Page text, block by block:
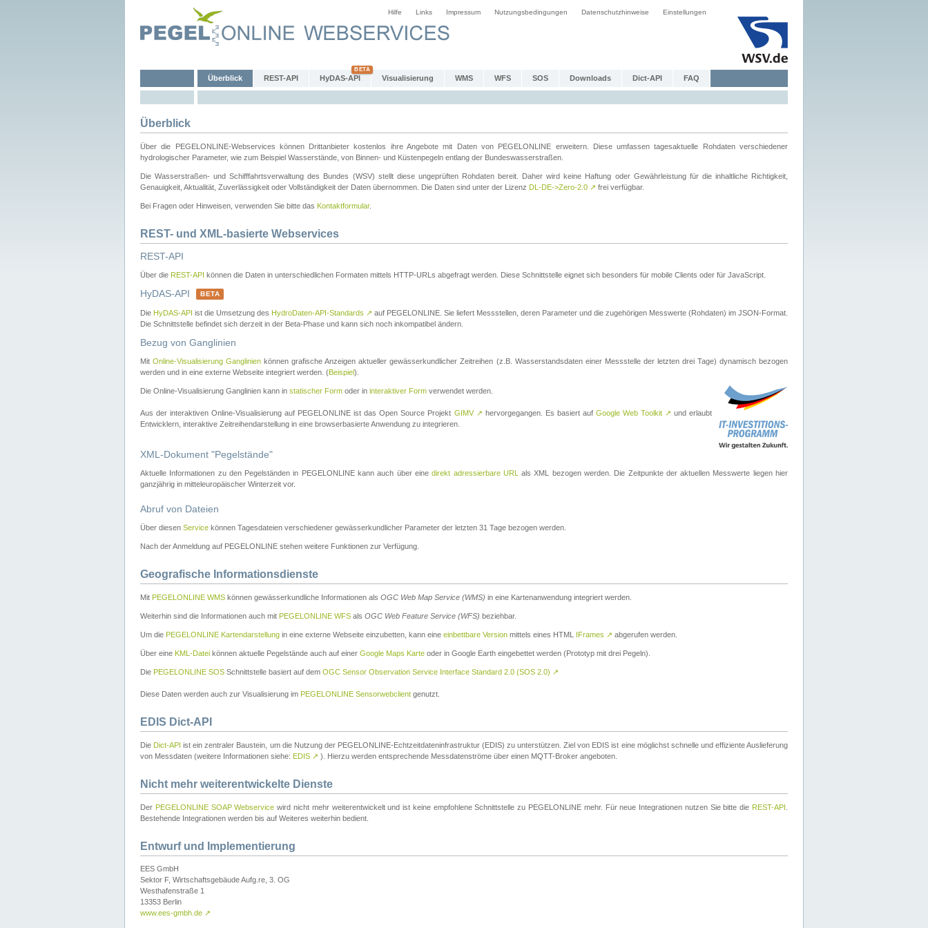
Hilfe Links Impressum Nutzungsbedingungen Datenschutzhinweise Einstellungen
Überblick REST-API HyDAS-API Visualisierung WMS WFS SOS Downloads Dict-API FAQ
Überblick
Über die PEGELONLINE-Webservices können Drittanbieter kostenlos ihre Angebote mit Daten von PEGELONLINE erweitern. Diese umfassen tagesaktuelle Rohdaten verschiedener
hydrologischer Parameter, wie zum Beispiel Wasserstände, von Binnen- und Küstenpegeln entlang der Bundeswasserstraßen.
Die Wasserstraßen- und Schifffahrtsverwaltung des Bundes (WSV) stellt diese ungeprüften Rohdaten bereit. Daher wird keine Haftung oder Gewährleistung für die inhaltliche Richtigkeit,
Genauigkeit, Aktualität, Zuverlässigkeit oder Vollständigkeit der Daten übernommen. Die Daten sind unter der Lizenz DL-DE->Zero-2.0 ↗ frei verfügbar.
Bei Fragen oder Hinweisen, verwenden Sie bitte das Kontaktformular.
REST- und XML-basierte Webservices
REST-API
Über die REST-API können die Daten in unterschiedlichen Formaten mittels HTTP-URLs abgefragt werden. Diese Schnittstelle eignet sich besonders für mobile Clients oder für JavaScript.
HyDAS-API BETA
Die HyDAS-API ist die Umsetzung des HydroDaten-API-Standards ↗ auf PEGELONLINE. Sie liefert Messstellen, deren Parameter und die zugehörigen Messwerte (Rohdaten) im JSON-Format.
Die Schnittstelle befindet sich derzeit in der Beta-Phase und kann sich noch inkompatibel ändern.
Bezug von Ganglinien
MitOnline-Visualisierung Ganglinien können grafische Anzeigen aktueller gewässerkundlicher Zeitreihen (z.B. Wasserstandsdaten einer Messstelle der letzten drei Tage) dynamisch bezogen
werden und in eine externe Webseite integriert werden. (Beispiel).
Die Online-Visualisierung Ganglinien kann in statischer Form oder in interaktiver Form verwendet werden.
Aus der interaktiven Online-Visualisierung auf PEGELONLINE ist das Open Source Projekt GIMV ↗ hervorgegangen. Es basiert auf Google Web Toolkit ↗ und erlaubt
Entwicklern, interaktive Zeitreihendarstellung in eine browserbasierte Anwendung zu integrieren.
XML-Dokument "Pegelstände"
Aktuelle Informationen zu den Pegelständen in PEGELONLINE kann auch über einedirekt adressierbare URL
als XML bezogen werden. Die Zeitpunkte der aktuellen Messwerte liegen hier
ganzjährig in mitteleuropäischer Winterzeit vor.
Abruf von Dateien
Über diesen Service können Tagesdateien verschiedener gewässerkundlicher Parameter der letzten 31 Tage bezogen werden.
Nach der Anmeldung auf PEGELONLINE stehen weitere Funktionen zur Verfügung.
Geografische Informationsdienste
Mit PEGELONLINE WMS können gewässerkundliche Informationen als OGC Web Map Service (WMS) in eine Kartenanwendung integriert werden.
Weiterhin sind die Informationen auch mit PEGELONLINE WFS als OGC Web Feature Service (WFS) beziehbar.
Um die PEGELONLINE Kartendarstellung in eine externe Webseite einzubetten, kann eine einbettbare Version mittels eines HTML IFrames ↗ abgerufen werden.
Über eine KML-Datei können aktuelle Pegelstände auch auf einer Google Maps Karte oder in Google Earth eingebettet werden (Prototyp mit drei Pegeln).
Die PEGELONLINE SOS Schnittstelle basiert auf dem OGC Sensor Observation Service Interface Standard 2.0 (SOS 2.0) ↗
Diese Daten werden auch zur Visualisierung im PEGELONLINE Sensorwebclient genutzt.
EDIS Dict-API
Die Dict-API ist ein zentraler Baustein, um die Nutzung der PEGELONLINE-Echtzeitdateninfrastruktur (EDIS) zu unterstützen. Ziel von EDIS ist eine möglichst schnelle und effiziente Auslieferung
von Messdaten (weitere Informationen siehe: EDIS ↗ ). Hierzu werden entsprechende Messdatenströme über einen MQTT-Broker angeboten.
Nicht mehr weiterentwickelte Dienste
Der PEGELONLINE SOAP Webservice wird nicht mehr weiterentwickelt und ist keine empfohlene Schnittstelle zu PEGELONLINE mehr. Für neue Integrationen nutzen Sie bitte die REST-API
Bestehende Integrationen werden bis auf Weiteres weiterhin bedient.
Entwurf und Implementierung
EES GmbH
Sektor F, Wirtschaftsgebäude Aufg.re, 3. OG
Westhafenstraße 1
13353 Berlin
www.ees-gmbh.de ↗